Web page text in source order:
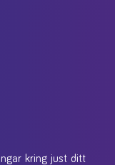
kring just ditt